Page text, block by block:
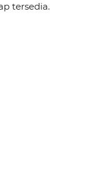
tersedia.